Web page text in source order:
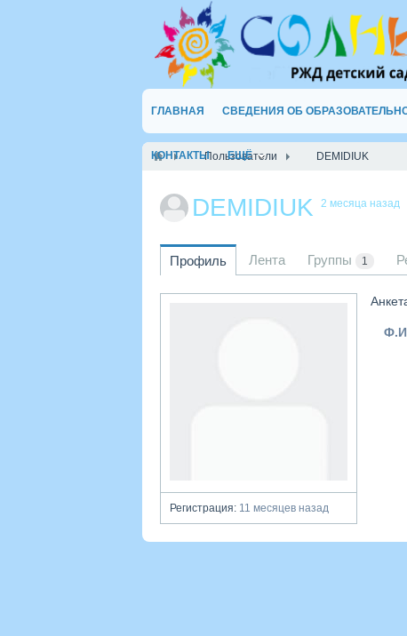
ГЛАВНАЯ СВЕДЕНИЯ ОБ
КОНТАКТЫ ЕЩЁ
Пользователи DEMIDIUK
DEMIDIUK 2 месяца назад
Профиль Лента Группы 1
Регистрация: 11 месяцев назад